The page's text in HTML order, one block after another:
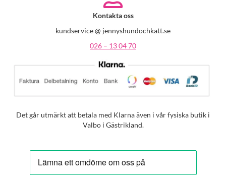
Kontakta oss
kundservice @ jennyshundochkatt.se
026 – 13 04 70
Det går utmärkt att betala med Klarna även i vår fysiska butik i
Valbo i Gästrikland.